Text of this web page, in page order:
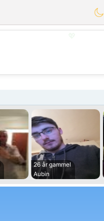
26 år gammel
Aubin